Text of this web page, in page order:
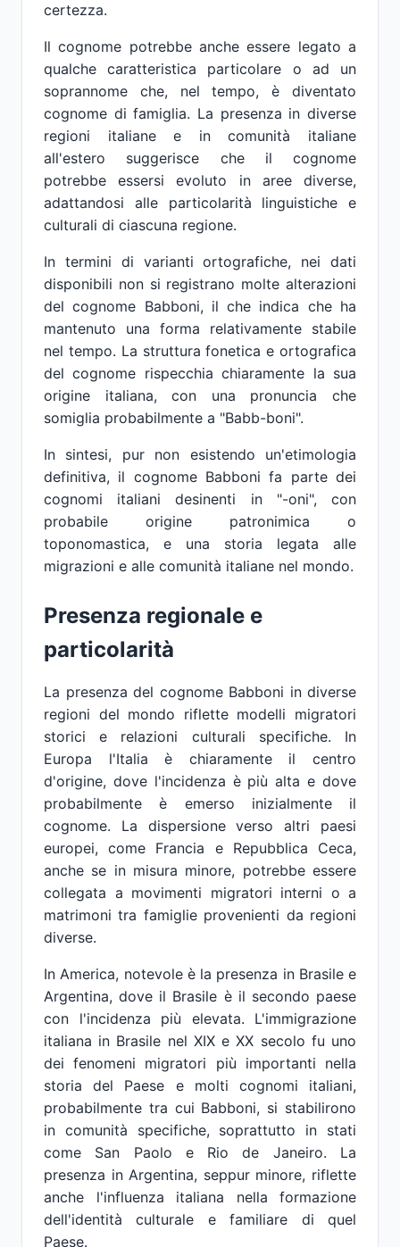
certezza.
Il cognome potrebbe anche essere legato a
qualche caratteristica particolare o ad un
soprannome che, nel tempo, è diventato
cognome di famiglia. La presenza in diverse
regioni italiane e in comunità italiane
all'estero suggerisce che il cognome
potrebbe essersi evoluto in aree diverse,
adattandosi alle particolarità linguistiche e
culturali di ciascuna regione.
In termini di varianti ortografiche, nei dati
disponibili non si registrano molte alterazioni
del cognome Babboni, il che indica che ha
mantenuto una forma relativamente stabile
nel tempo. La struttura fonetica e ortografica
del cognome rispecchia chiaramente la sua
origine italiana, con una pronuncia che
somiglia probabilmente a "Babb-boni".
In sintesi, pur non esistendo un'etimologia
definitiva, il cognome Babboni fa parte dei
cognomi italiani desinenti in "-oni", con
probabile origine patronimica o
toponomastica, e una storia legata alle
migrazioni e alle comunità italiane nel mondo.
Presenza regionale e
particolarità
La presenza del cognome Babboni in diverse
regioni del mondo riflette modelli migratori
storici e relazioni culturali specifiche. In
Europa l'Italia è chiaramente il centro
d'origine, dove l'incidenza è più alta e dove
probabilmente è emerso inizialmente il
cognome. La dispersione verso altri paesi
europei, come Francia e Repubblica Ceca,
anche se in misura minore, potrebbe essere
collegata a movimenti migratori interni o a
matrimoni tra famiglie provenienti da regioni
diverse.
In America, notevole è la presenza in Brasile e
Argentina, dove il Brasile è il secondo paese
con l'incidenza più elevata. L'immigrazione
italiana in Brasile nel XIX e XX secolo fu uno
dei fenomeni migratori più importanti nella
storia del Paese e molti cognomi italiani,
probabilmente tra cui Babboni, si stabilirono
in comunità specifiche, soprattutto in stati
come San Paolo e Rio de Janeiro. La
presenza in Argentina, seppur minore, riflette
anche l'influenza italiana nella formazione
dell'identità culturale e familiare di quel
Paese.